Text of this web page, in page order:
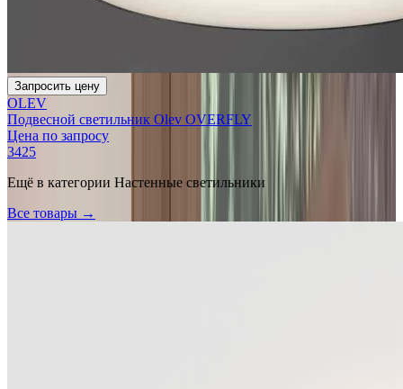
Запросить цену
OLEV
Подвесной светильник Olev OVERFLY
Цена по запросу
3425
Ещё в категории Настенные светильники
Все товары →